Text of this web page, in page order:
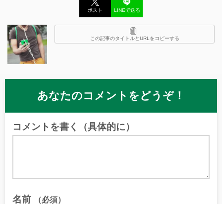
ポスト LINEで送る
この記事のタイトルとURLをコピーする
あなたのコメントをどうぞ！
コメントを書く（具体的に）
名前 （必須）